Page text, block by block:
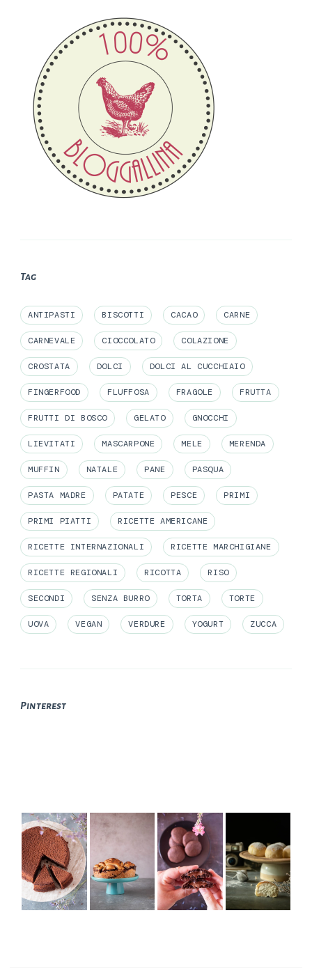
Tag
ANTIPASTI BISCOTTI CACAO CARNE
CARNEVALE CIOCCOLATO COLAZIONE
CROSTATA DOLCI DOLCI AL CUCCHIAIO
FINGERFOOD FLUFFOSA FRAGOLE FRUTTA
FRUTTI DI BOSCO GELATO GNOCCHI
LIEVITATI MASCARPONE MELE MERENDA
MUFFIN NATALE PANE PASQUA
PASTA MADRE PATATE PESCE PRIMI
PRIMI PIATTI RICETTE AMERICANE
RICETTE INTERNAZIONALI RICETTE MARCHIGIANE
RICETTE REGIONALI RICOTTA RISO
SECONDI SENZA BURRO TORTA TORTE
UOVA VEGAN VERDURE YOGURT ZUCCA
Pinterest